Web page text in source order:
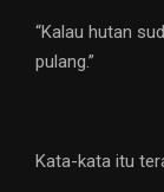
“Kalau hutan
pulang.”
Kata-kata itu